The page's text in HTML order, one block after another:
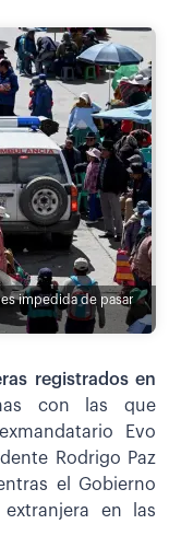
es impedida de pasar
registrados en
con las que
Evo
Rodrigo Paz
el Gobierno
en las